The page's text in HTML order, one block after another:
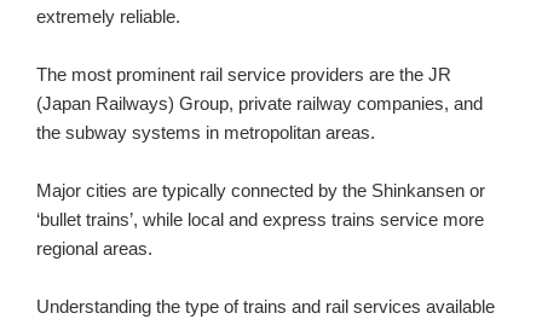
extremely reliable.
The most prominent rail service providers are the JR
(Japan Railways) Group, private railway companies, and
the subway systems in metropolitan areas.
Major cities are typically connected by the Shinkansen or
‘bullet trains’, while local and express trains service more
regional areas.
Understanding the type of trains and rail services available